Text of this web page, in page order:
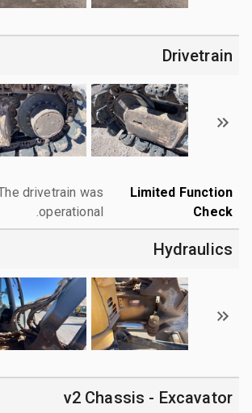
Drivetrain
Limited Function
Check
drivetrain was
operational.
Hydraulics
v2 Chassis - Excavator